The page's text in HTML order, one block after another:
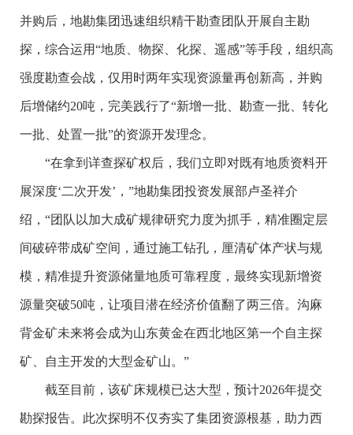
并购后，地勘集团迅速组织精干勘查团队开展自主勘
探，综合运用“地质、物探、化探、遥感”等手段，组织高
强度勘查会战，仅用时两年实现资源量再创新高，并购
后增储约20吨，完美践行了“新增一批、勘查一批、转化
一批、处置一批”的资源开发理念。
“在拿到详查探矿权后，我们立即对既有地质资料开
展深度‘二次开发’，”地勘集团投资发展部卢圣祥介
绍，“团队以加大成矿规律研究力度为抓手，精准圈定层
间破碎带成矿空间，通过施工钻孔，厘清矿体产状与规
模，精准提升资源储量地质可靠程度，最终实现新增资
源量突破50吨，让项目潜在经济价值翻了两三倍。沟麻
背金矿未来将会成为山东黄金在西北地区第一个自主探
矿、自主开发的大型金矿山。”
截至目前，该矿床规模已达大型，预计2026年提交
勘探报告。此次探明不仅夯实了集团资源根基，助力西